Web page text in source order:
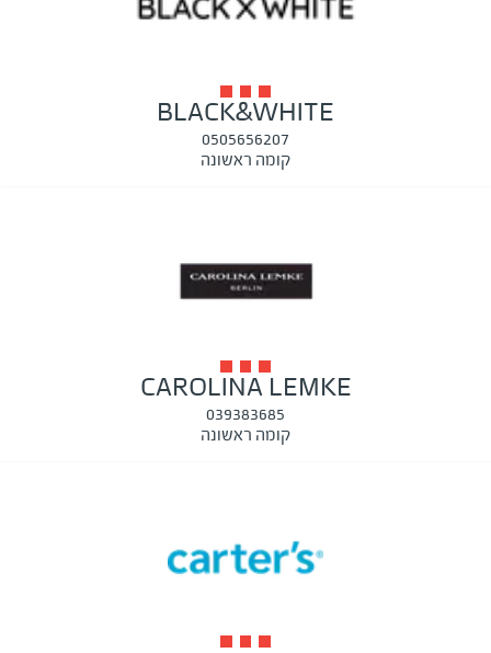
BLACK&WHITE
0505656207
קומה ראשונה
CAROLINA LEMKE
039383685
קומה ראשונה